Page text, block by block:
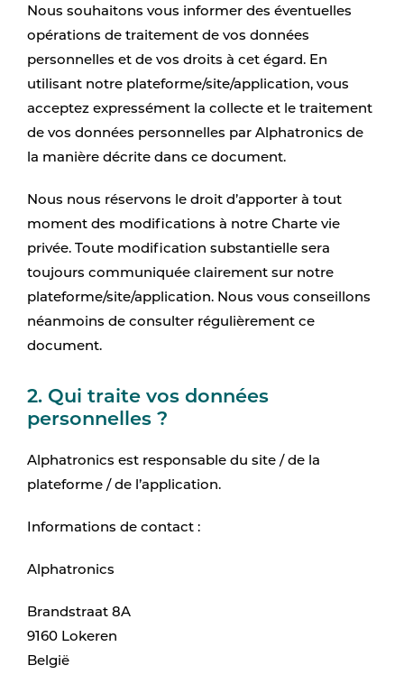
Nous souhaitons vous informer des éventuelles
opérations de traitement de vos données
personnelles et de vos droits à cet égard. En
utilisant notre plateforme/site/application, vous
acceptez expressément la collecte et le traitement
de vos données personnelles par Alphatronics de
la manière décrite dans ce document.
Nous nous réservons le droit d’apporter à tout
moment des modifications à notre Charte vie
privée. Toute modification substantielle sera
toujours communiquée clairement sur notre
plateforme/site/application. Nous vous conseillons
néanmoins de consulter régulièrement ce
document.
2. Qui traite vos données
personnelles ?
Alphatronics est responsable du site / de la
plateforme / de l’application.
Informations de contact :
Alphatronics
Brandstraat 8A
9160 Lokeren
België